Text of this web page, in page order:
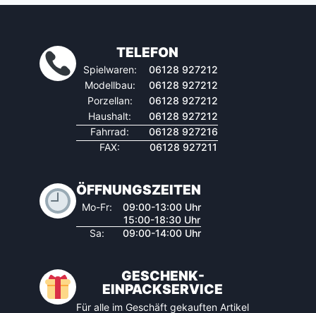
TELEFON
Spielwaren:
06128 927212
Modellbau:
06128 927212
Porzellan:
06128 927212
Haushalt:
06128 927212
Fahrrad:
06128 927216
FAX:
06128 927211
ÖFFNUNGSZEITEN
Mo-Fr:
09:00-13:00 Uhr
15:00-18:30 Uhr
Sa:
09:00-14:00 Uhr
GESCHENK-
EINPACKSERVICE
Für alle im Geschäft gekauften Artikel